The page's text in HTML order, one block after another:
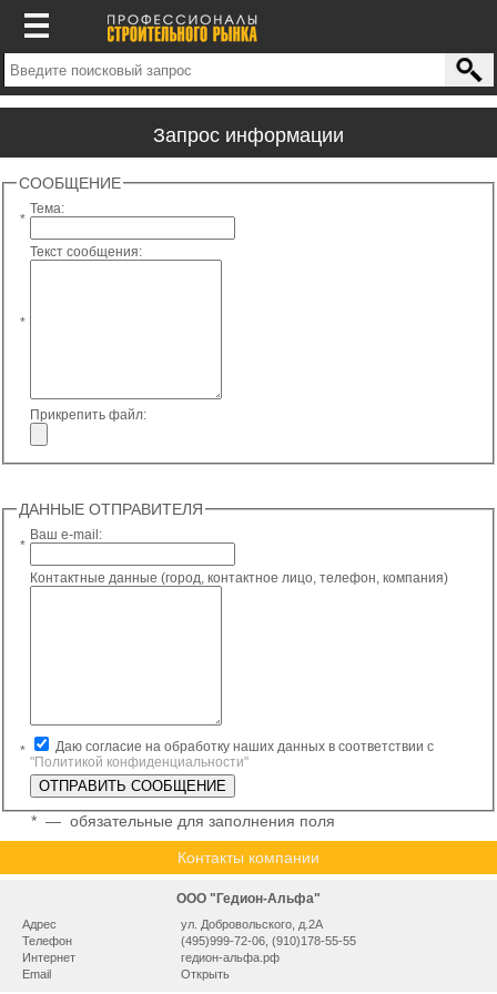
Запрос информации
СООБЩЕНИЕ
*
Тема:
*
Текст сообщения:
Прикрепить файл:
ДАННЫЕ ОТПРАВИТЕЛЯ
*
Ваш e-mail:
Контактные данные (город, контактное лицо, телефон, компания)
*
Даю согласие на обработку наших данных в соответствии с
"Политикой конфиденциальности"
* — обязательные для заполнения поля
Контакты компании
ООО "Гедион-Альфа"
Адрес
ул. Добровольского, д.2А
Телефон
(495)999-72-06, (910)178-55-55
Интернет
гедион-альфа.рф
Email
Открыть